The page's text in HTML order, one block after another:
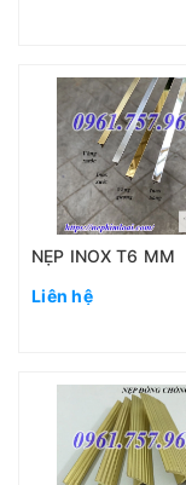
NẸP INOX T6 MM
Liên hệ